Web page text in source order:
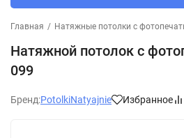
Главная / Натяжные потолки с
Натяжной потолок с
099
Бренд:PotolkiNatyajnie Избранное